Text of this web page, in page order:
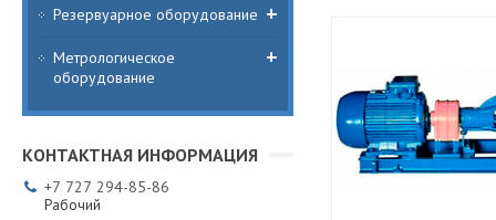
Резервуарное оборудование
Метрологическое
оборудование
+7 727 294-85-86
Рабочий